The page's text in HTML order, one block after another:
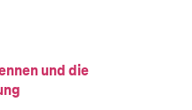
und die